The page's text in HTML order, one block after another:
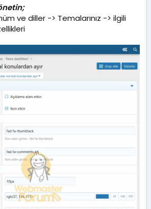
ve diller -> Temalarınız -> ilgili